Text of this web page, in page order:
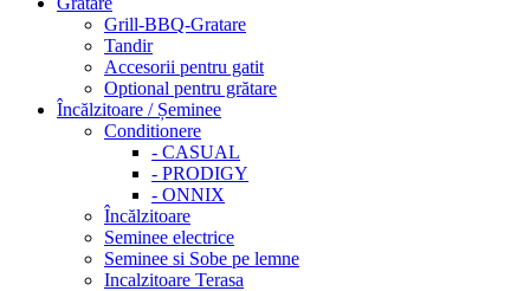
Grill-BBQ-Gratare
Tandir
Accesorii pentru gatit
Optional pentru grătare
Încălzitoare / Șeminee
Conditionere
- CASUAL
- PRODIGY
- ONNIX
Încălzitoare
Seminee electrice
Seminee si Sobe pe lemne
Incalzitoare Terasa